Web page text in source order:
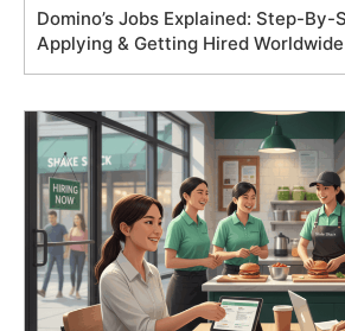
Domino’s Jobs Explained: Step-By-
Applying & Getting Hired Worldwide